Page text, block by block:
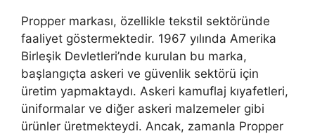
Propper markası, özellikle tekstil sektöründe
faaliyet göstermektedir. 1967 yılında Amerika
Birleşik Devletleri’nde kurulan bu marka,
başlangıçta askeri ve güvenlik sektörü için
üretim yapmaktaydı. Askeri kamuflaj kıyafetleri,
üniformalar ve diğer askeri malzemeler gibi
ürünler üretmekteydi. Ancak, zamanla Propper